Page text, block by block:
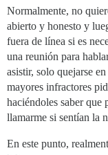
Normalmente, no
abierto y honesto y
fuera de línea si es
una reunión para
asistir, solo quejarse
mayores infractores
haciéndoles saber
llamarme si sentían la
En este punto,